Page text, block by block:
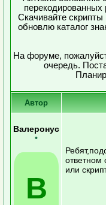
перекодированных
Скачивайте
обновлю каталог
На форуме,
очередь.
Автор
Валеронус
•
В
ответном
или